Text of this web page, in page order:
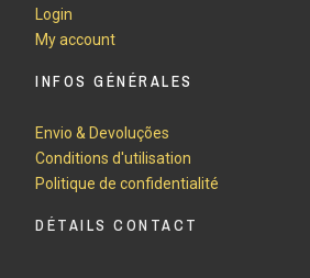
Login
My account
INFOS GÉNÉRALES
Envio & Devoluções
Conditions d'utilisation
Politique de confidentialité
DÉTAILS CONTACT